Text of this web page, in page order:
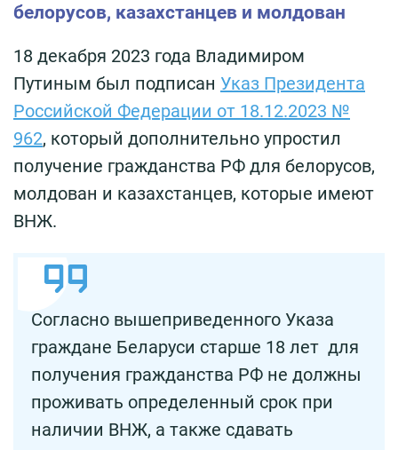
белорусов, казахстанцев и молдован
18 декабря 2023 года Владимиром
Путиным был подписан Указ Президента
Российской Федерации от 18.12.2023 №
962, который дополнительно упростил
получение гражданства РФ для белорусов,
молдован и казахстанцев, которые имеют
ВНЖ.
Согласно вышеприведенного Указа
граждане Беларуси старше 18 лет для
получения гражданства РФ не должны
проживать определенный срок при
наличии ВНЖ, а также сдавать